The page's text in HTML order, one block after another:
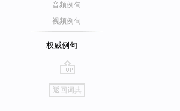
音频例句
视频例句
权威例句
go
top
返回词典